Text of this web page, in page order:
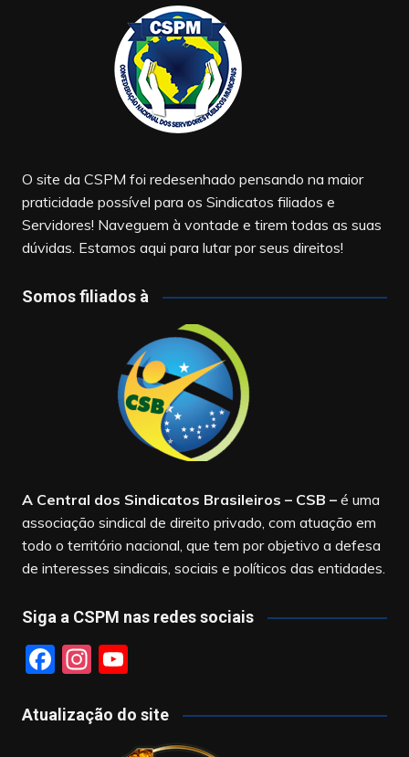
O site da CSPM foi redesenhado pensando na maior
praticidade possível para os Sindicatos filiados e
Servidores! Naveguem à vontade e tirem todas as suas
dúvidas. Estamos aqui para lutar por seus direitos!
Somos filiados à
A Central dos Sindicatos Brasileiros – CSB –é uma
associação sindical de direito privado, com atuação em
todo o território nacional, que tem por objetivo a defesa
de interesses sindicais, sociais e políticos das entidades.
Siga a CSPM nas redes sociais
F
c
In
a
Y
u
T
Atualização do site